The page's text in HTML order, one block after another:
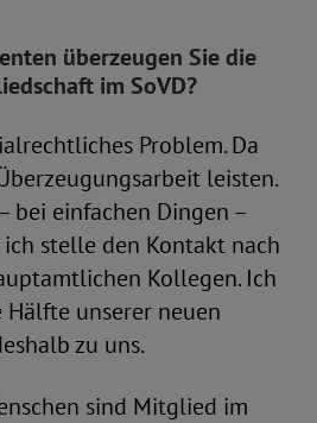
überzeugen Sie die
im SoVD?
Problem. Da
leisten.
bei einfachen Dingen –
stelle den Kontakt nach
Kollegen. Ich
unserer neuen
zu uns.
sind Mitglied im